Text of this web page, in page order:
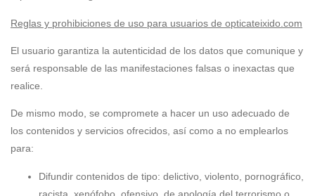
Reglas y prohibiciones de uso para usuarios de opticateixido.com
El usuario garantiza la autenticidad de los datos que comunique y
será responsable de las manifestaciones falsas o inexactas que
realice.
De mismo modo, se compromete a hacer un uso adecuado de
los contenidos y servicios ofrecidos, así como a no emplearlos
para:
Difundir contenidos de tipo: delictivo, violento, pornográfico,